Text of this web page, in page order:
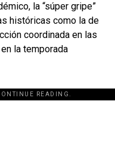
la “súper gripe”
históricas como la de
coordinada en las
la temporada
READING.